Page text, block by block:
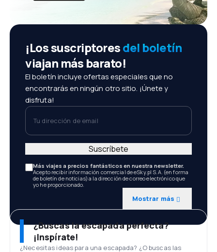
¡Los suscriptoresdel boletín
viajan más barato!
El boletín incluye ofertas especiales que no
encontrarás en ningún otro sitio. ¡Únete y
disfruta!
Tu dirección de email
Más viajes a precios fantásticos en nuestra newsletter.
Acepto recibir información comercial de eSky.pl S.A. (en forma
de boletín de noticias) a la dirección de correo electrónico que
yo he proporcionado.
Mostrar más
Suscríbete
¿Buscas la escapada perfecta?
¡Inspírate!
¿Necesitas ideas para una escapada? ¿O buscas las